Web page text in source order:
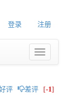
登录 注册
评 差评 [-1]